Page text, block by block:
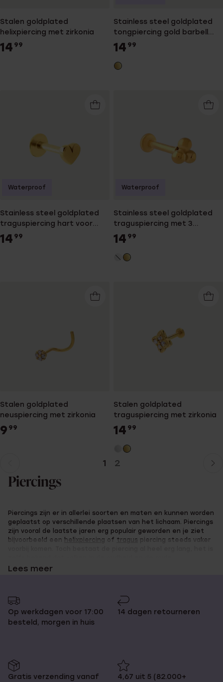
Stalen goldplated
helixpiercing met zirkonia
14 99
Stainless steel goldplated
tongpiercing gold barbell
voor dames
14 99
Stainless steel goldplated
traguspiercing hart voor
dames
14 99
Waterproof
Stainless steel goldplated
traguspiercing met 3
bolletjes
14 99
Waterproof
Stalen goldplated
neuspiercing met zirkonia
9 99
Stalen goldplated
traguspiercing met zirkonia
14 99
pagina
1 2
naarPiercings
Piercings zijn er in allerlei soorten en maten en kunnen worden
geplaatst op verschillende plaatsen van het lichaam. Piercings
zijn vooral de laatste jaren erg populair geworden en je ziet
bijvoorbeeld een helixpiercing of tragus piercing steeds vaker
Egyptenaren al piercings hadden.
Online piercings bestellen bij
Je wist natuurlijk al dat je bij Lucardi goed terecht kan voor
sieraden en horloges volgens de laatste trends maar wist je
dat we ook mooie piercings verkopen? Bij Lucardi shop jij de
Lees meer
Op werkdagen voor 17:00
besteld, morgen in huis
14 dagen retourneren
Gratis verzending vanaf
4,67 uit 5 (82.000+